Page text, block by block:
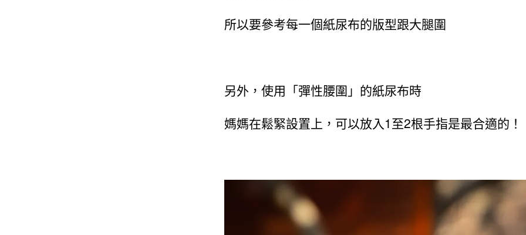
所以要參考每一個紙尿布的版型跟大腿圍
另外，使用「彈性腰圍」的紙尿布時
媽媽在鬆緊設置上，可以放入1至2根手指是最合適的！